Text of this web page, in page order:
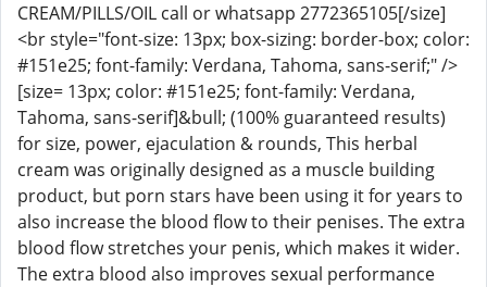
CREAM/PILLS/OIL call or whatsapp 2772365105[/size]
<br style="font-size: 13px; box-sizing: border-box; color:
#151e25; font-family: Verdana, Tahoma, sans-serif;" />
[size= 13px; color: #151e25; font-family: Verdana,
Tahoma, sans-serif]&bull; (100% guaranteed results)
for size, power, ejaculation & rounds, This herbal
cream was originally designed as a muscle building
product, but porn stars have been using it for years to
also increase the blood flow to their penises. The extra
blood flow stretches your penis, which makes it wider.
The extra blood also improves sexual performance